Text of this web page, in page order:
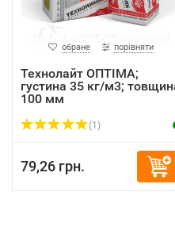
обране порівняти
Технолайт ОПТІМА;
густина 35 кг/м3;
100 мм
(1)
79,26 грн.